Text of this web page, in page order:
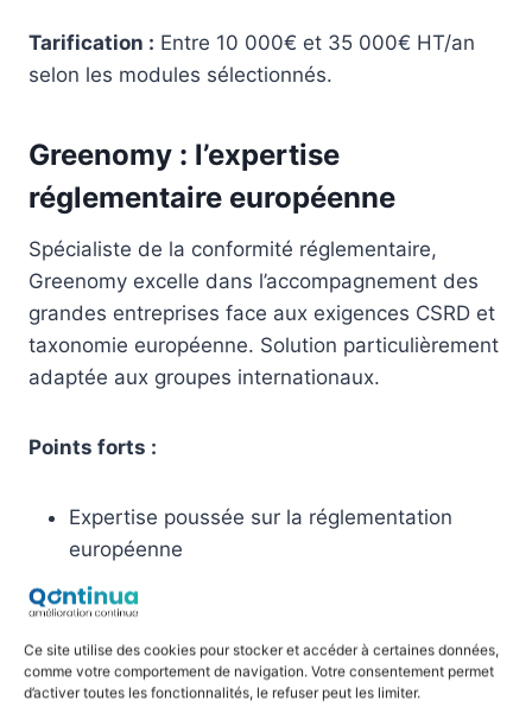
Ce site utilise des cookies pour stocker et accéder à certaines données,
comme votre comportement de navigation. Votre consentement permet
d’activer toutes les fonctionnalités, le refuser peut les limiter.
Tarification : Entre 10 000€ et 35 000€ HT/an
selon les modules sélectionnés.
Greenomy : l’expertise
réglementaire européenne
Spécialiste de la conformité réglementaire,
Greenomy excelle dans l’accompagnement des
grandes entreprises face aux exigences CSRD et
taxonomie européenne. Solution particulièrement
adaptée aux groupes internationaux.
Points forts :
Expertise poussée sur la réglementation
européenne
Accompagnement juridique intégré
Gestion multi-pays avancée
Veille réglementaire automatisée